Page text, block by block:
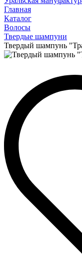
Главная
Каталог
Волосы
Твердые шампуни
Твердый шампунь